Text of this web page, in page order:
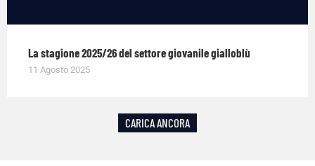
La stagione 2025/26 del settore giovanile gialloblù
11 Agosto 2025
CARICA ANCORA